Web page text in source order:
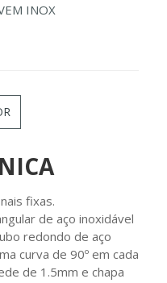
INOX
fixas.
de aço inoxidável
redondo de aço
curva de 90º em cada
de 1.5mm e chapa